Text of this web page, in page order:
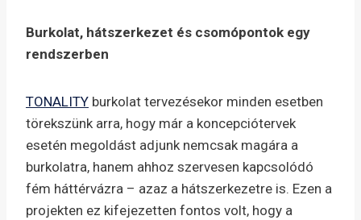
Burkolat, hátszerkezet és csomópontok egy
rendszerben
TONALITY burkolat tervezésekor minden esetben
törekszünk arra, hogy már a koncepciótervek
esetén megoldást adjunk nemcsak magára a
burkolatra, hanem ahhoz szervesen kapcsolódó
fém háttérvázra – azaz a hátszerkezetre is. Ezen a
projekten ez kifejezetten fontos volt, hogy a